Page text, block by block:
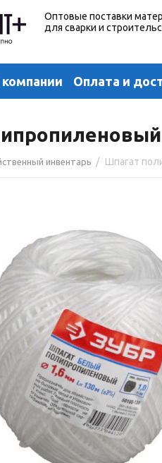
Оптовые поставки
для сварки и
Оплата и
инвентарь / Шпагат